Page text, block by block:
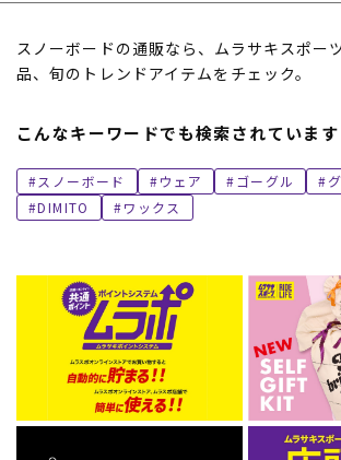
スノーボードの通販なら、ムラサキスポー
品、旬のトレンドアイテムをチェック。
こんなキーワードでも検索されています
スノーボード ウェア ゴーグル
DIMITO
ワックス